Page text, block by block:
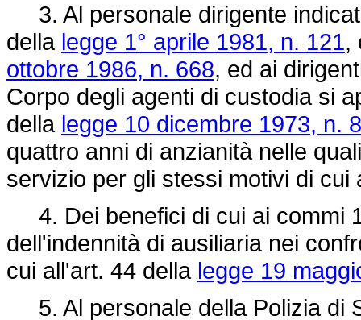
3. Al personale dirigente
della legge 1° aprile 1981, n. 121,
ottobre 1986, n. 668, ed ai
Corpo degli agenti di custodia si
della legge 10 dicembre 1973, n.
quattro anni di anzianità nelle
servizio per gli stessi motivi di cui
4. Dei benefici di cui ai commi
dell'indennità di ausiliaria nei
cui all'art. 44 della legge 19
5. Al personale della Polizia di